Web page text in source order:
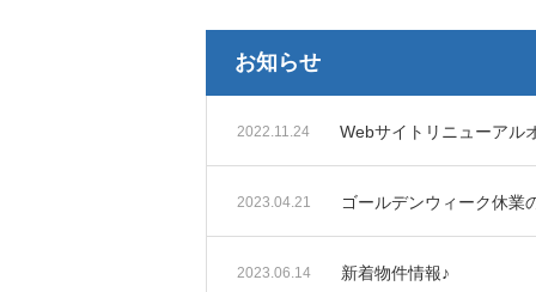
お知らせ
2022.11.24 Webサイトリニューアル
2023.04.21 ゴールデンウィーク休業
2023.06.14 新着物件情報♪